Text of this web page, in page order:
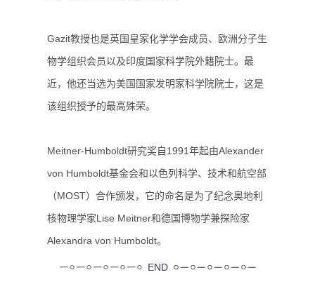
Gazit教授也是英国皇家化学学会成员、欧洲分子生
物学组织会员以及印度国家科学院外籍院士。最
近，他还当选为美国国家发明家科学院院士，这是
该组织授予的最高殊荣。
Meitner-Humboldt研究奖自1991年起由Alexander
von Humboldt基金会和以色列科学、技术和航空部
（MOST）合作颁发，它的命名是为了纪念奥地利
核物理学家Lise Meitner和德国博物学兼探险家
Alexandra von Humboldt。
END